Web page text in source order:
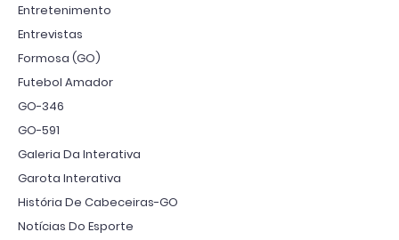
Entretenimento
Entrevistas
Formosa (GO)
Futebol Amador
GO-346
GO-591
Galeria Da Interativa
Garota Interativa
História De Cabeceiras-GO
Notícias Do Esporte